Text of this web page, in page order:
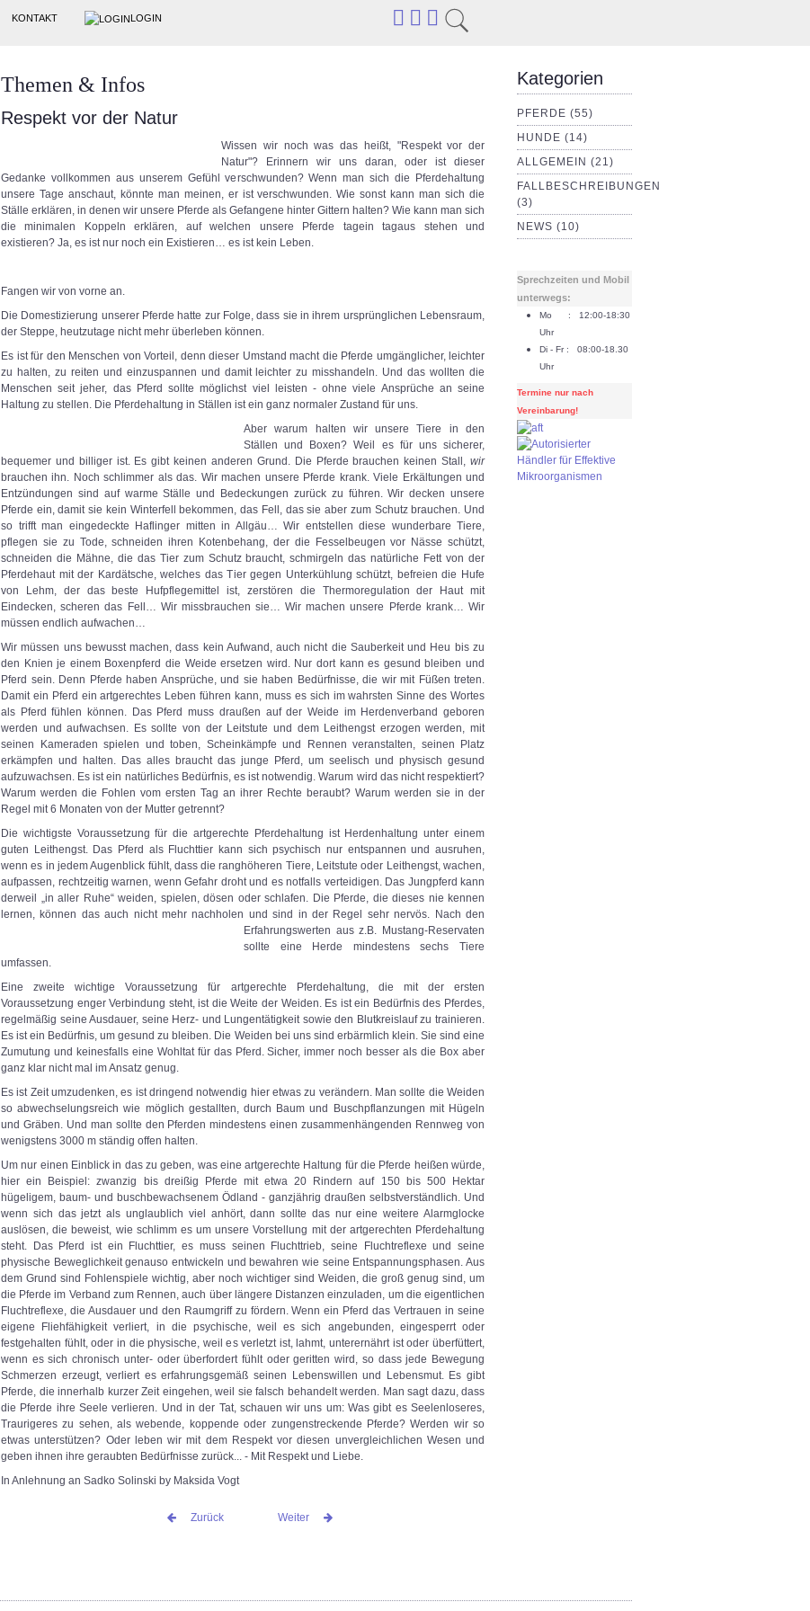
KONTAKT LOGIN
Themen & Infos
Respekt vor der Natur
Wissen wir noch was das heißt, "Respekt vor der
Natur"? Erinnern wir uns daran, oder ist dieser
Gedanke vollkommen aus unserem Gefühl verschwunden? Wenn man sich die Pferdehaltung
unsere Tage anschaut, könnte man meinen, er ist verschwunden. Wie sonst kann man sich die
Ställe erklären, in denen wir unsere Pferde als Gefangene hinter Gittern halten? Wie kann man sich
die minimalen Koppeln erklären, auf welchen unsere Pferde tagein tagaus stehen und
existieren? Ja, es ist nur noch ein Existieren… es ist kein Leben.
Fangen wir von vorne an.
Die Domestizierung unserer Pferde hatte zur Folge, dass sie in ihrem ursprünglichen Lebensraum,
der Steppe, heutzutage nicht mehr überleben können.
Es ist für den Menschen von Vorteil, denn dieser Umstand macht die Pferde umgänglicher, leichter
zu halten, zu reiten und einzuspannen und damit leichter zu misshandeln. Und das wollten die
Menschen seit jeher, das Pferd sollte möglichst viel leisten - ohne viele Ansprüche an seine
Haltung zu stellen. Die Pferdehaltung in Ställen ist ein ganz normaler Zustand für uns.
Aber warum halten wir unsere Tiere in den
Ställen und Boxen? Weil es für uns sicherer,
bequemer und billiger ist. Es gibt keinen anderen Grund. Die Pferde brauchen keinen Stall, wir
brauchen ihn. Noch schlimmer als das. Wir machen unsere Pferde krank. Viele Erkältungen und
Entzündungen sind auf warme Ställe und Bedeckungen zurück zu führen. Wir decken unsere
Pferde ein, damit sie kein Winterfell bekommen, das Fell, das sie aber zum Schutz brauchen. Und
so trifft man eingedeckte Haflinger mitten in Allgäu… Wir entstellen diese wunderbare Tiere,
pflegen sie zu Tode, schneiden ihren Kotenbehang, der die Fesselbeugen vor Nässe schützt,
schneiden die Mähne, die das Tier zum Schutz braucht, schmirgeln das natürliche Fett von der
Pferdehaut mit der Kardätsche, welches das Tier gegen Unterkühlung schützt, befreien die Hufe
von Lehm, der das beste Hufpflegemittel ist, zerstören die Thermoregulation der Haut mit
Eindecken, scheren das Fell… Wir missbrauchen sie… Wir machen unsere Pferde krank… Wir
müssen endlich aufwachen…
Wir müssen uns bewusst machen, dass kein Aufwand, auch nicht die Sauberkeit und Heu bis zu
den Knien je einem Boxenpferd die Weide ersetzen wird. Nur dort kann es gesund bleiben und
Pferd sein. Denn Pferde haben Ansprüche, und sie haben Bedürfnisse, die wir mit Füßen treten.
Damit ein Pferd ein artgerechtes Leben führen kann, muss es sich im wahrsten Sinne des Wortes
als Pferd fühlen können. Das Pferd muss draußen auf der Weide im Herdenverband geboren
werden und aufwachsen. Es sollte von der Leitstute und dem Leithengst erzogen werden, mit
seinen Kameraden spielen und toben, Scheinkämpfe und Rennen veranstalten, seinen Platz
erkämpfen und halten. Das alles braucht das junge Pferd, um seelisch und physisch gesund
aufzuwachsen. Es ist ein natürliches Bedürfnis, es ist notwendig. Warum wird das nicht respektiert?
Warum werden die Fohlen vom ersten Tag an ihrer Rechte beraubt? Warum werden sie in der
Regel mit 6 Monaten von der Mutter getrennt?
Die wichtigste Voraussetzung für die artgerechte Pferdehaltung ist Herdenhaltung unter einem
guten Leithengst. Das Pferd als Fluchttier kann sich psychisch nur entspannen und ausruhen,
wenn es in jedem Augenblick fühlt, dass die ranghöheren Tiere, Leitstute oder Leithengst, wachen,
aufpassen, rechtzeitig warnen, wenn Gefahr droht und es notfalls verteidigen. Das Jungpferd kann
derweil „in aller Ruhe“ weiden, spielen, dösen oder schlafen. Die Pferde, die dieses nie kennen
lernen, können das auch nicht mehr nachholen und sind in der Regel sehr nervös. Nach den
Erfahrungswerten aus z.B. Mustang-Reservaten
sollte eine Herde mindestens sechs Tiere
umfassen.
Eine zweite wichtige Voraussetzung für artgerechte Pferdehaltung, die mit der ersten
Voraussetzung enger Verbindung steht, ist die Weite der Weiden. Es ist ein Bedürfnis des Pferdes,
regelmäßig seine Ausdauer, seine Herz- und Lungentätigkeit sowie den Blutkreislauf zu trainieren.
Es ist ein Bedürfnis, um gesund zu bleiben. Die Weiden bei uns sind erbärmlich klein. Sie sind eine
Zumutung und keinesfalls eine Wohltat für das Pferd. Sicher, immer noch besser als die Box aber
ganz klar nicht mal im Ansatz genug.
Es ist Zeit umzudenken, es ist dringend notwendig hier etwas zu verändern. Man sollte die Weiden
so abwechselungsreich wie möglich gestallten, durch Baum und Buschpflanzungen mit Hügeln
und Gräben. Und man sollte den Pferden mindestens einen zusammenhängenden Rennweg von
wenigstens 3000 m ständig offen halten.
Um nur einen Einblick in das zu geben, was eine artgerechte Haltung für die Pferde heißen würde,
hier ein Beispiel: zwanzig bis dreißig Pferde mit etwa 20 Rindern auf 150 bis 500 Hektar
hügeligem, baum- und buschbewachsenem Ödland - ganzjährig draußen selbstverständlich. Und
wenn sich das jetzt als unglaublich viel anhört, dann sollte das nur eine weitere Alarmglocke
auslösen, die beweist, wie schlimm es um unsere Vorstellung mit der artgerechten Pferdehaltung
steht. Das Pferd ist ein Fluchttier, es muss seinen Fluchttrieb, seine Fluchtreflexe und seine
physische Beweglichkeit genauso entwickeln und bewahren wie seine Entspannungsphasen. Aus
dem Grund sind Fohlenspiele wichtig, aber noch wichtiger sind Weiden, die groß genug sind, um
die Pferde im Verband zum Rennen, auch über längere Distanzen einzuladen, um die eigentlichen
Fluchtreflexe, die Ausdauer und den Raumgriff zu fördern. Wenn ein Pferd das Vertrauen in seine
eigene Fliehfähigkeit verliert, in die psychische, weil es sich angebunden, eingesperrt oder
festgehalten fühlt, oder in die physische, weil es verletzt ist, lahmt, unterernährt ist oder überfüttert,
wenn es sich chronisch unter- oder überfordert fühlt oder geritten wird, so dass jede Bewegung
Schmerzen erzeugt, verliert es erfahrungsgemäß seinen Lebenswillen und Lebensmut. Es gibt
Pferde, die innerhalb kurzer Zeit eingehen, weil sie falsch behandelt werden. Man sagt dazu, dass
die Pferde ihre Seele verlieren. Und in der Tat, schauen wir uns um: Was gibt es Seelenloseres,
Traurigeres zu sehen, als webende, koppende oder zungenstreckende Pferde? Werden wir so
etwas unterstützen? Oder leben wir mit dem Respekt vor diesen unvergleichlichen Wesen und
geben ihnen ihre geraubten Bedürfnisse zurück... - Mit Respekt und Liebe.
In Anlehnung an Sadko Solinski by Maksida Vogt
Zurück Weiter
Kategorien
PFERDE (55)
HUNDE (14)
ALLGEMEIN (21)
FALLBESCHREIBUNGEN
(3)
NEWS (10)
Sprechzeiten und Mobil
unterwegs:
Mo : 12:00-18:30
Uhr
Di - Fr : 08:00-18.30
Uhr
Termine nur nach
Vereinbarung!